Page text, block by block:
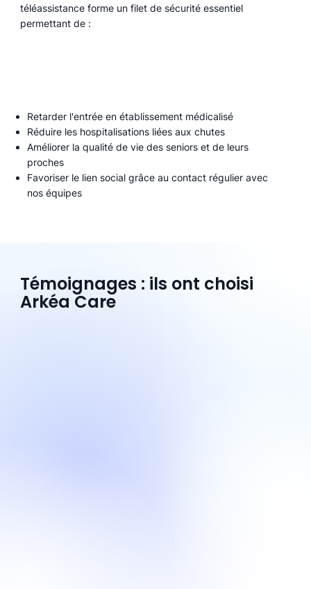
téléassistance forme un filet de sécurité essentiel
permettant de :
Retarder l'entrée en établissement médicalisé
Réduire les hospitalisations liées aux chutes
Améliorer la qualité de vie des seniors et de leurs
proches
Favoriser le lien social grâce au contact régulier avec
nos équipes
Témoignages : ils ont choisi
Arkéa Care